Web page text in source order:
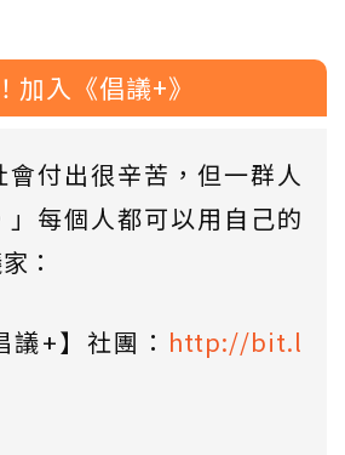
入《倡議+》
會付出很辛苦，但一群人
」每個人都可以用自己的
：
+】社團： http://bit.l